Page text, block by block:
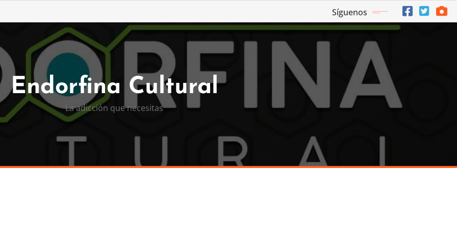
Síguenos
Endorfina Cultural
La adicción que necesitas